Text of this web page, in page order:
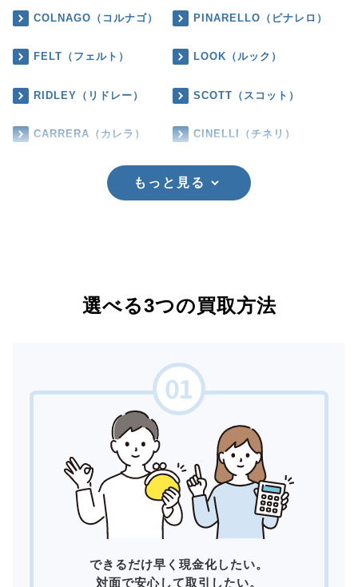
COLNAGO（コルナゴ） PINARELLO（ピナレロ）
FELT（フェルト） LOOK（ルック）
RIDLEY（リドレー） SCOTT（スコット）
CARRERA（カレラ） CINELLI（チネリ）
もっと見る
選べる3つの買取方法
できるだけ早く現金化したい。
対面で安心して取引したい。